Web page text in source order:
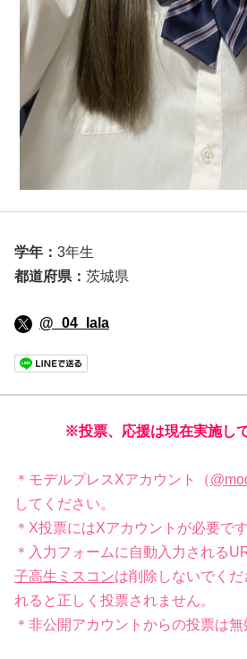
学年： 3年生
都道府県： 茨城県
@_04_lala
※投票、応援は現在実施し
＊モデルプレスXアカウント（
してください。
＊X投票にはXアカウントが必要です
＊入力フォームに自動入力される
子高生ミスコンは削除しないでく
れると正しく投票されません。
＊非公開アカウントからの投票は無